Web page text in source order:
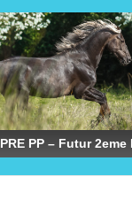
PP – Futur 2eme